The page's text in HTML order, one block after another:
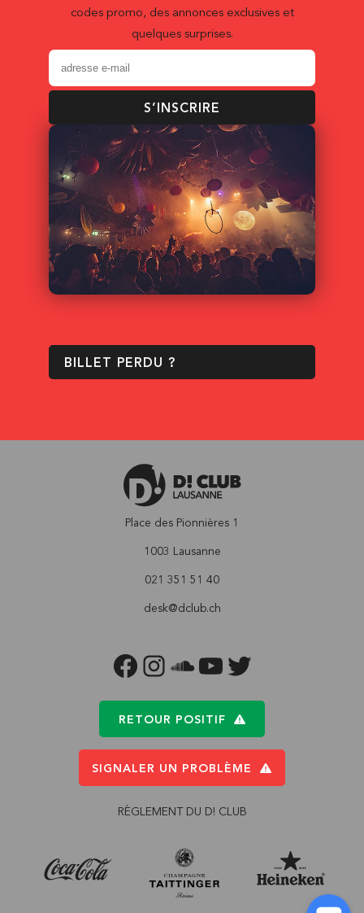
codes promo, des annonces exclusives et
quelques surprises.
S’INSCRIRE
BILLET PERDU ?
Place des Pionnières 1
1003 Lausanne
021 351 51 40
desk@dclub.ch
FACEBOOKINSTAGRAM
SOUNDCLOUD
YOUTUBETWITTER
RETOUR POSITIF
SIGNALER UN PROBLÈME
RÈGLEMENT DU D! CLUB